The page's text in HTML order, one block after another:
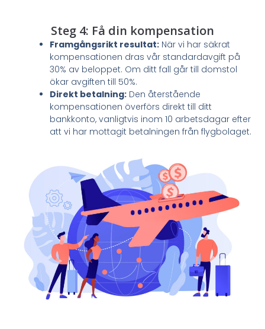
Steg 4: Få din kompensation
Framgångsrikt resultat: När vi har säkrat
kompensationen dras vår standardavgift på
30% av beloppet. Om ditt fall går till domstol
ökar avgiften till 50%.
Direkt betalning: Den återstående
kompensationen överförs direkt till ditt
bankkonto, vanligtvis inom 10 arbetsdagar efter
att vi har mottagit betalningen från flygbolaget.